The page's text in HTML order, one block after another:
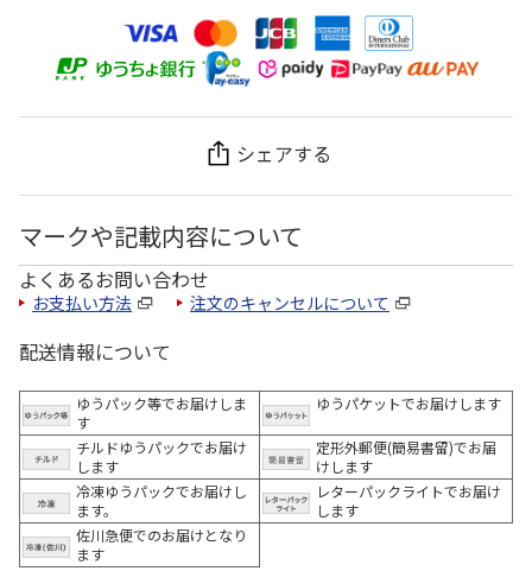
シェアする
マークや記載内容について
よくあるお問い合わせ
お支払い方法 注文のキャンセルについて
配送情報について
ゆうパック等でお届けしま
す
ゆうパケットでお届けします
チルドゆうパックでお届け
します
定形外郵便(簡易書留)でお届
けします
冷凍ゆうパックでお届けし
ます。
レターパックライトでお届け
します
佐川急便でのお届けとなり
ます